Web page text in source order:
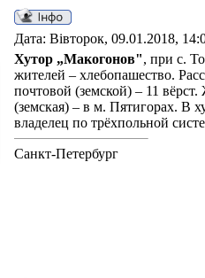
Дата: Вівторок, 09.01.2018,
Хутор „Макогонов", при с.
жителей – хлебопашество.
почтовой (земской) – 11
(земская) – в м. Пятигорах. В
владелец по трёхпольной
Санкт-Петербург